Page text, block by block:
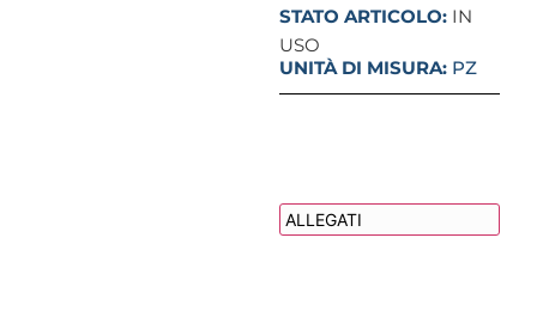
STATO ARTICOLO: IN
USO
UNITÀ DI MISURA:PZ
ALLEGATI